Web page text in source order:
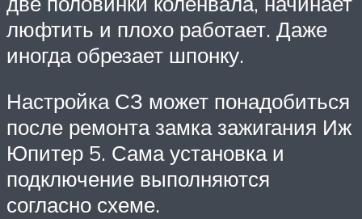
люфтить и плохо работает. Даже
иногда обрезает шпонку.
Настройка СЗ может понадобиться
после ремонта замка зажигания Иж
Юпитер 5. Сама установка и
подключение выполняются
согласно схеме.